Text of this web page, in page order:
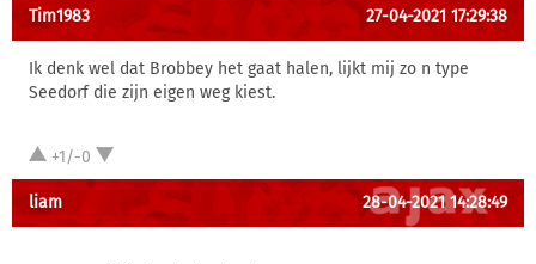
Tim1983 27-04-2021 17:29:38
Ik denk wel dat Brobbey het gaat halen, lijkt mij zo n type
Seedorf die zijn eigen weg kiest.
+1/-0
liam 28-04-2021 14:28:49